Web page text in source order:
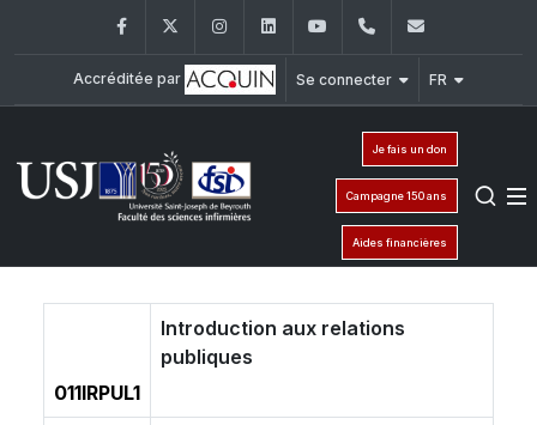
FacebookTwitter InstagramLinkedInYouTube+961 (1) 421 240
Accréditée par Se connecter FR
Je fais un don
Campagne 150 ans
Aides financières
011IRPUL1
Introduction aux relations
publiques